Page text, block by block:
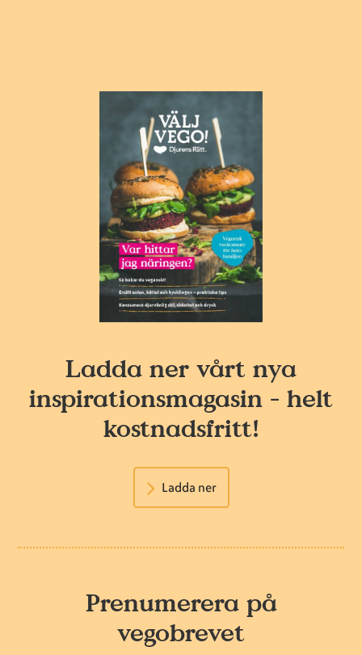
Ladda ner vårt nya
inspirationsmagasin - helt
kostnadsfritt!
Ladda ner
Prenumerera på
vegobrevet